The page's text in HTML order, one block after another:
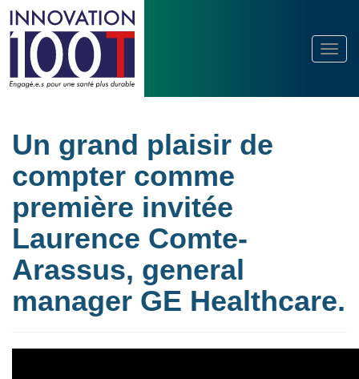
Un grand plaisir de
compter comme
première invitée
Laurence Comte-
Arassus, general
manager GE Healthcare.